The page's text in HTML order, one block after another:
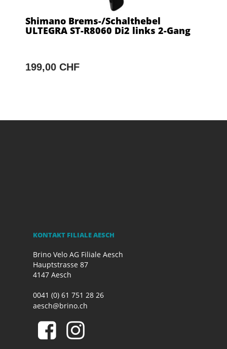
Shimano Brems-/Schalthebel
ULTEGRA ST-R8060 Di2 links 2-Gang
199,00 CHF
KONTAKT FILIALE AESCH
Brino Velo AG Filiale Aesch
Hauptstrasse 87
4147 Aesch
0041 (0) 61 751 28 26
aesch@brino.ch